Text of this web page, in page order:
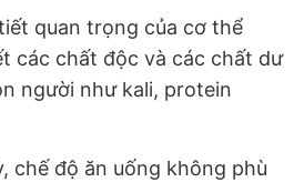
quan trọng của cơ thể
các chất độc và các chất dư
người như kali, protein
chế độ ăn uống không phù